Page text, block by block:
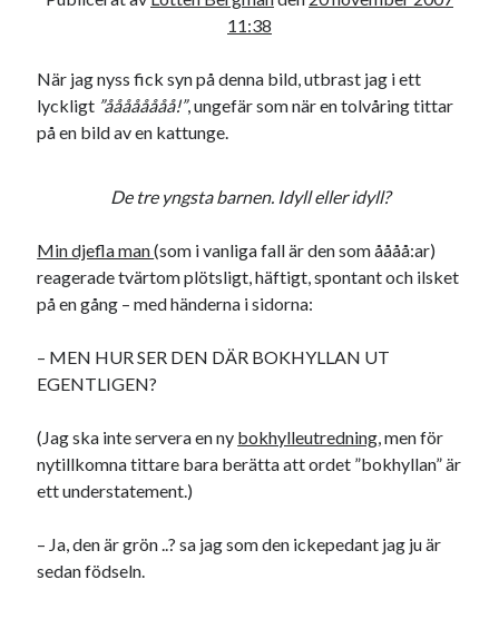
11:38
När jag nyss fick syn på denna bild, utbrast jag i ett
lyckligt ”åååååååå!”, ungefär som när en tolvåring tittar
på en bild av en kattunge.
De tre yngsta barnen. Idyll eller idyll?
Min djefla man(som i vanliga fall är den som åååå:ar)
reagerade tvärtom plötsligt, häftigt, spontant och ilsket
på en gång – med händerna i sidorna:
– MEN HUR SER DEN DÄR BOKHYLLAN UT
EGENTLIGEN?
(Jag ska inte servera en ny bokhylleutredning, men för
nytillkomna tittare bara berätta att ordet ”bokhyllan” är
ett understatement.)
– Ja, den är grön ..? sa jag som den ickepedant jag ju är
sedan födseln.